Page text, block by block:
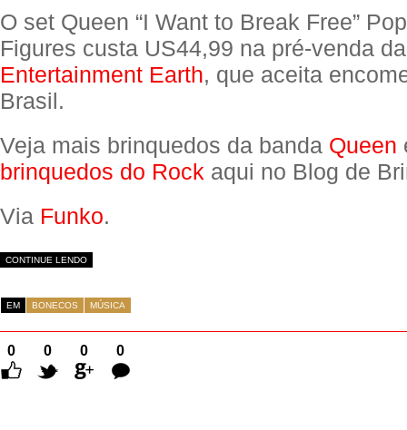
O set Queen “I Want to Break Free”
Figures custa US44,99 na pré-venda da
Entertainment Earth, que aceita
Brasil.
Veja mais brinquedos da banda Queen
brinquedos do Rock aqui no Blog de
Via Funko.
CONTINUE LENDO
EM BONECOS MÚSICA
0 0 0
0
Comentários